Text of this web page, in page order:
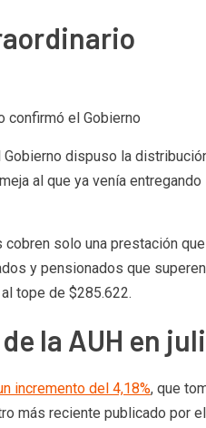
confirmó el Gobierno
dispuso la
al que ya venía entregando
solo una prestación que
y pensionados que
tope de $285.622.
la AUH en
incremento del 4,18%, que
más reciente publicado por el